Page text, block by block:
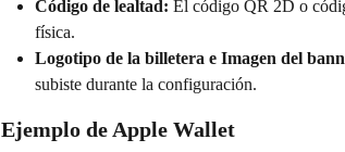
Código de lealtad: El código QR 2D o
física.
Logotipo de la billetera e Imagen del
subiste durante la configuración.
Ejemplo de Apple Wallet